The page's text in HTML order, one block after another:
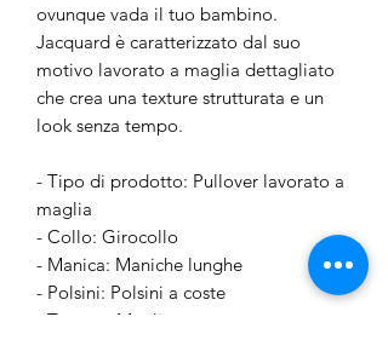
ovunque vada il tuo bambino.
Jacquard è caratterizzato dal suo
motivo lavorato a maglia dettagliato
che crea una texture strutturata e un
look senza tempo.
- Tipo di prodotto: Pullover lavorato a
maglia
- Collo: Girocollo
- Manica: Maniche lunghe
- Polsini: Polsini a coste
- Tessuto: Maglia